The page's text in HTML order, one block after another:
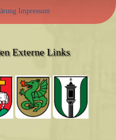
Externe Links
Impressum